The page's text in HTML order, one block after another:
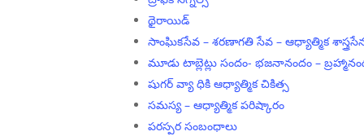
థైరాయిడ్
సాంఘికసేవ – శరణాగతి సేవ – ఆధ్యాత్మిక
మూడు టాబ్లెట్లు సందం- భజనానందం –
షుగర్ వ్యా ధికి ఆధ్యాత్మిక చికిత్స
సమస్య – ఆధ్యాత్మిక పరిష్కారం
పరస్పర సంబంధాలు